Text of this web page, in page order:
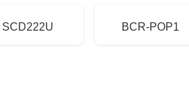
SCD222U BCR-POP1